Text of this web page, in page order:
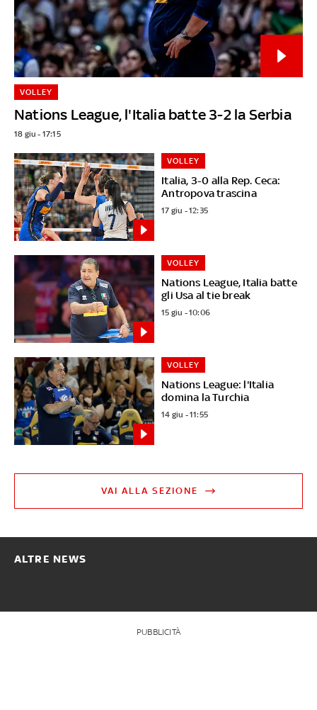
Nations League, l'Italia batte 3-2 la Serbia
VOLLEY
18 giu - 17:15
Italia, 3-0 alla Rep. Ceca:
Antropova trascina
VOLLEY
17 giu - 12:35
Nations League, Italia batte
gli Usa al tie break
VOLLEY
15 giu - 10:06
Nations League: l'Italia
domina la Turchia
VOLLEY
14 giu - 11:55
VAI ALLA SEZIONE
ALTRE NEWS
PUBBLICITÀ